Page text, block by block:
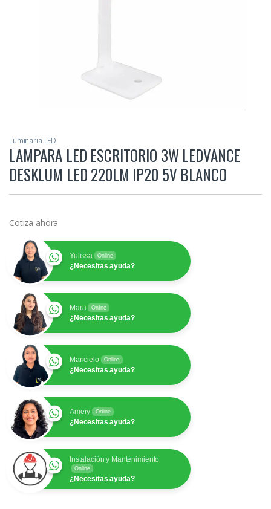
Luminaria LED
LAMPARA LED ESCRITORIO 3W LEDVANCE
DESKLUM LED 220LM IP20 5V BLANCO
Cotiza ahora
Yulissa Online
¿Necesitas ayuda?
Mara Online
¿Necesitas ayuda?
Maricielo Online
¿Necesitas ayuda?
Amery Online
¿Necesitas ayuda?
Instalación y Mantenimiento
Online
¿Necesitas ayuda?